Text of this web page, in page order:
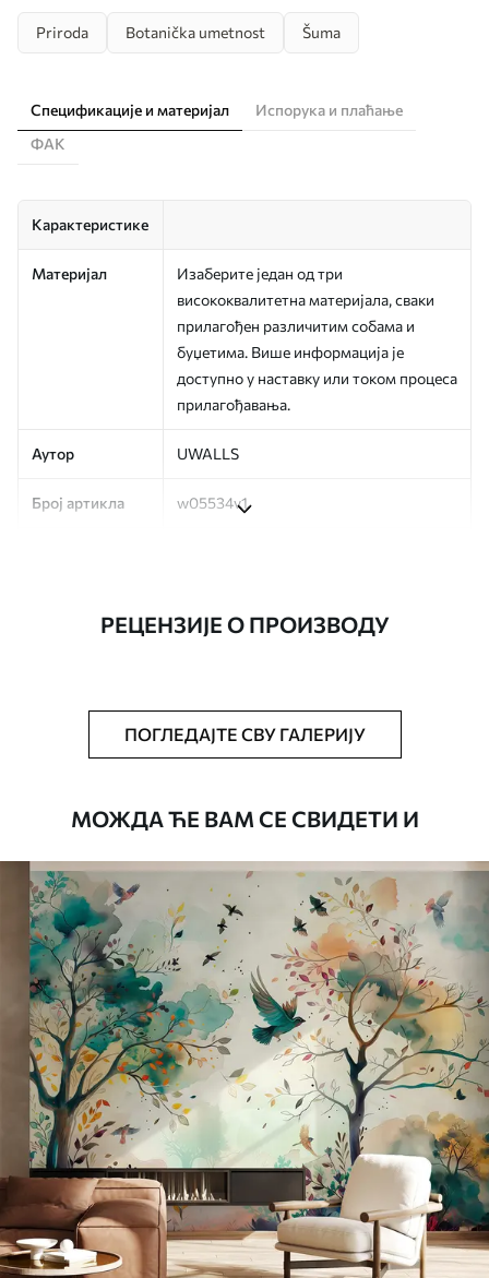
Priroda Botanička umetnost Šuma
Спецификације и материјал
Испорука и плаћање
ФАК
Карактеристике
Материјал
Изаберите један од три
висококвалитетна материјала, сваки
прилагођен различитим собама и
буџетима. Више информација је
доступно у наставку или током процеса
прилагођавања.
Аутор UWALLS
Број артикла w05534v1
Тапета се може нежно очистити меким
сунђером. Позадине са завршном
водом.
Доступни материјали
Standard
45.0027.00€/m²
Premium
56.6734.00 /m²
Premium Vinil
65.0039.00€/m²
Peel and Stick
РЕЦЕНЗИЈЕ О ПРОИЗВОДУ
ПОГЛЕДАЈТЕ СВУ ГАЛЕРИЈУ
МОЖДА ЋЕ ВАМ СЕ СВИДЕТИ И